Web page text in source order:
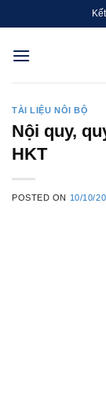
to
content
TÀI LIỆU NÔI BỘ
Nội quy,
HKT
POSTED ON 10/10/